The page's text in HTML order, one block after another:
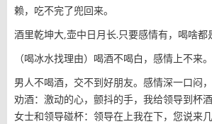
赖，吃不完了兜回来。
酒里乾坤大,壶中日月长.只要感情有，喝啥都
（喝冰水找理由）喝酒不喝白，感情上不来。
男人不喝酒，交不到好朋友。感情深一口闷
劝酒：激动的心，颤抖的手，我给领导到杯
女士和领导碰杯：领导在上我在下，您说来